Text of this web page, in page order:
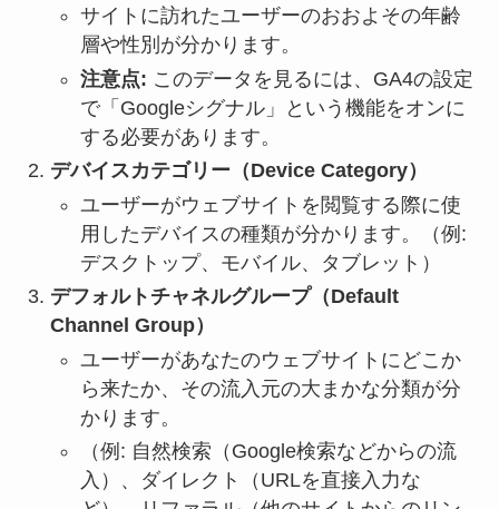
サイトに訪れたユーザーのおおよその年齢
層や性別が分かります。
注意点: このデータを見るには、GA4の設定
で「Googleシグナル」という機能をオンに
する必要があります。
デバイスカテゴリー（Device Category）
ユーザーがウェブサイトを閲覧する際に使
用したデバイスの種類が分かります。（例:
デスクトップ、モバイル、タブレット）
デフォルトチャネルグループ（Default
Channel Group）
ユーザーがあなたのウェブサイトにどこか
ら来たか、その流入元の大まかな分類が分
かります。
（例: 自然検索（Google検索などからの流
入）、ダイレクト（URLを直接入力な